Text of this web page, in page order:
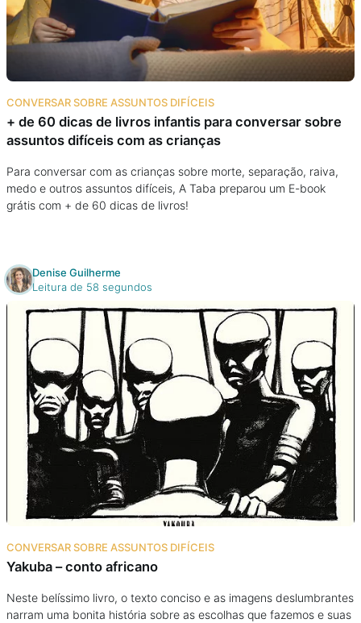
CONVERSAR SOBRE ASSUNTOS DIFÍCEIS
+ de 60 dicas de livros infantis para conversar sobre
assuntos difíceis com as crianças
Para conversar com as crianças sobre morte, separação, raiva,
medo e outros assuntos difíceis, A Taba preparou um E-book
grátis com + de 60 dicas de livros!
Denise Guilherme
Leitura de 58 segundos
CONVERSAR SOBRE ASSUNTOS DIFÍCEIS
Yakuba – conto africano
Neste belíssimo livro, o texto conciso e as imagens deslumbrantes
narram uma bonita história sobre as escolhas que fazemos e suas